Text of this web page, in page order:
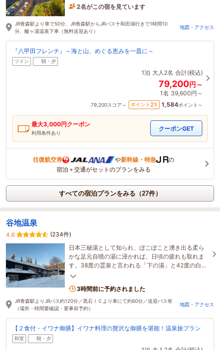
2名がこの宿を見ています
JR青森駅より車で50分、JR青森駅からJRバス十和田湖行きで1時間10
分、酸ヶ湯温泉下車（無料送迎あり）
地図・アクセス
『八甲田フレンチ』～海と山、めぐる恵みを一皿に～
ツイン 朝・夕
1泊 大人2名 合計(税込)
79,200円～
1名 39,600円～
79,200スコア～ ポイント 2% 1,584ポイント～
最大3,000円クーポン
利用条件あり
クーポンGET
往復航空券 や新幹線・特急
の
宿泊＋交通がセットのプランをみる
すべての宿泊プランをみる（27件）
谷地温泉
4.6
(234件)
日本三秘湯として知られ、ぽこぽこと湧き出る柔ら
かな足元自噴の湯に浸かれば、日頃の疲れも取れま
す。38度の霊泉と言われる「下の湯」と42度の白濁
した「上の湯」の二つの泉質の異なる湯をお楽しみ
3時間前に予約されました
JR青森駅よりJRバス約120分／黒石ＩＣより車にて約60分／送迎バス有
（場所・時間要確認・要事前予約）
地図・アクセス
【２食付・イワナ御膳】イワナ料理の贅沢な御膳を堪能！温泉旅プラン
和室 朝・夕